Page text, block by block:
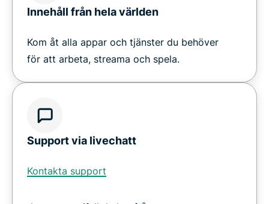
Innehåll från hela världen
Kom åt alla appar och tjänster du behöver
för att arbeta, streama och spela.
Support via livechatt
Kontakta support